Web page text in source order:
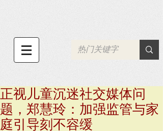
正视儿童沉迷社交媒体问
题，郑慧玲：加强监管与家
庭引导刻不容缓